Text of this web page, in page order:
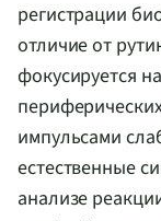
регистрации
отличие от
фокусируется
импульсами
естественные
анализе